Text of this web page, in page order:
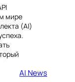
мире
(AI)
AI News